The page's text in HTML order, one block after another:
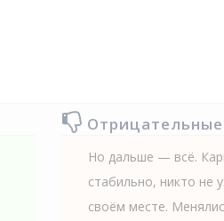
Но дальше — всё.
стабильно, никто не
своём месте.